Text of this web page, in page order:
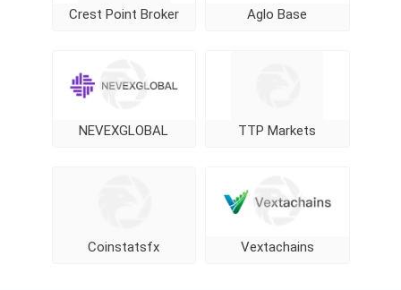
Crest Point Broker Aglo Base
NEVEXGLOBAL TTP Markets
Coinstatsfx Vextachains